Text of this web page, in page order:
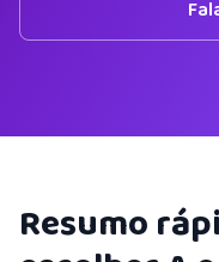
Resumo